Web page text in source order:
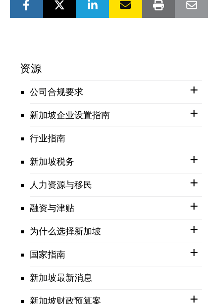
资源
公司合规要求
新加坡企业设置指南
行业指南
新加坡税务
人力资源与移民
融资与津贴
为什么选择新加坡
国家指南
新加坡最新消息
新加坡财政预算案